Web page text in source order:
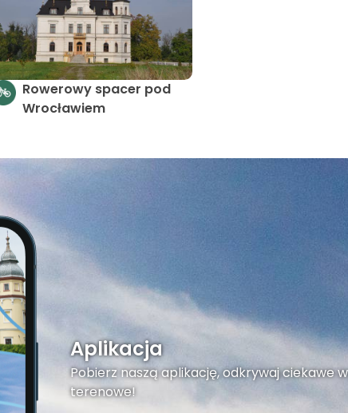
Rowerowy spacer pod
Wrocławiem
Aplikacja
Pobierz naszą aplikację, odkrywaj ciekawe
terenowe!